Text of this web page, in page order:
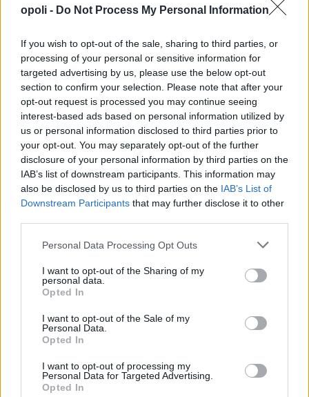
opoli - Do Not Process My Personal Information
If you wish to opt-out of the sale, sharing to third parties, or
processing of your personal or sensitive information for
targeted advertising by us, please use the below opt-out
section to confirm your selection. Please note that after your
opt-out request is processed you may continue seeing
interest-based ads based on personal information utilized by
us or personal information disclosed to third parties prior to
your opt-out. You may separately opt-out of the further
disclosure of your personal information by third parties on the
IAB’s list of downstream participants. This information may
also be disclosed by us to third parties on the IAB’s List of
Downstream Participants that may further disclose it to other
Personal Data Processing Opt Outs
I want to opt-out of the Sharing of my
personal data.
Opted In
I want to opt-out of the Sale of my
Personal Data.
Opted In
I want to opt-out of processing my
Personal Data for Targeted Advertising.
Opted In